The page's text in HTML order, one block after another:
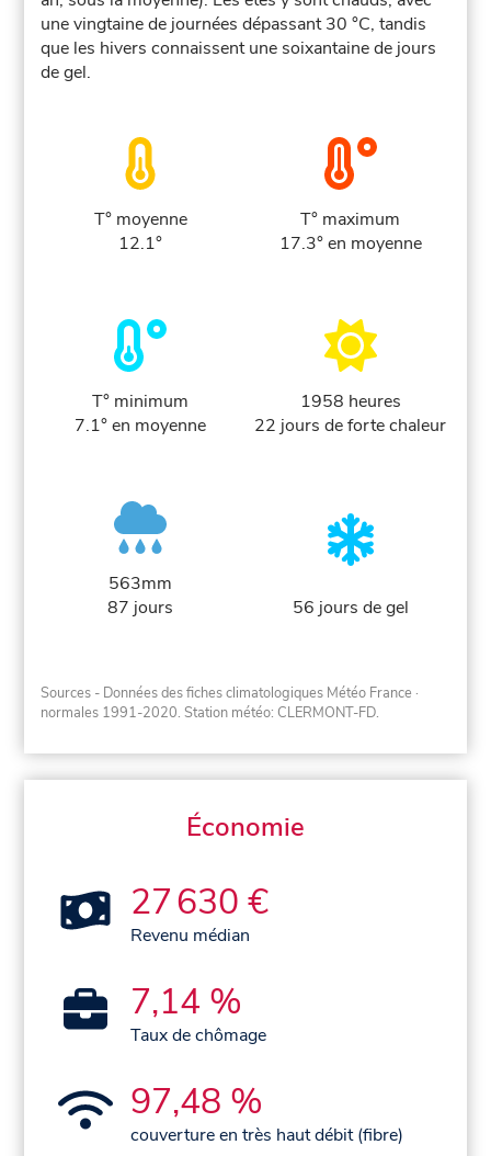
une vingtaine de journées dépassant 30 °C, tandis
que les hivers connaissent une soixantaine de jours
de gel.
T° moyenne
12.1°
T° maximum
17.3° en moyenne
T° minimum
7.1° en moyenne
1958 heures
22 jours de forte chaleur
563mm
87 jours
56 jours de gel
Sources - Données des fiches climatologiques Météo France ·
normales 1991-2020. Station météo: CLERMONT-FD.
Économie
27 630 €
Revenu médian
7,14 %
Taux de chômage
97,48 %
couverture en très haut débit (fibre)